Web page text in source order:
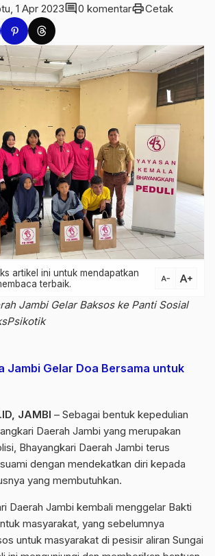
1 Apr 2023comment0 komentarprintCetak
artikel ini untuk mendapatkan
terbaik.
text_decrease text_increase
Jambi Gelar Baksos ke Panti Sosial
Jambi Gelar Doa Bersama untuk
JAMBI – Sebagai bentuk kepedulian
Daerah Jambi yang merupakan
Bhayangkari Daerah Jambi terus
dengan mendekatkan diri kepada
yang membutuhkan.
Daerah Jambi kembali menggelar Bakti
masyarakat, yang sebelumnya
untuk masyarakat di pesisir aliran Sungai